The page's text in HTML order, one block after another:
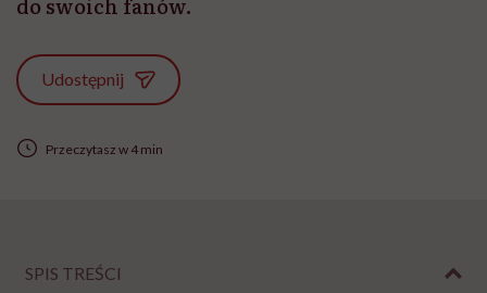
do swoich fanów.
Udostępnij
Przeczytasz w 4 min
SPIS TREŚCI